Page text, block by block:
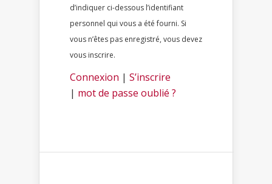
d’indiquer ci-dessous l’identifiant
personnel qui vous a été fourni. Si
vous n’êtes pas enregistré, vous devez
vous inscrire.
Connexion | S’inscrire
| mot de passe oublié ?